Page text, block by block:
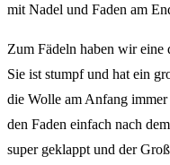
mit Nadel und Faden am
Zum Fädeln haben wir eine
Sie ist stumpf und hat ein
die Wolle am Anfang
den Faden einfach nach
super geklappt und der